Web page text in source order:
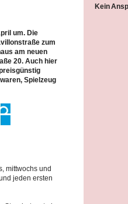
um. Die
zum
am neuen
20. Auch hier
Spielzeug
mittwochs und
jeden ersten
Kein